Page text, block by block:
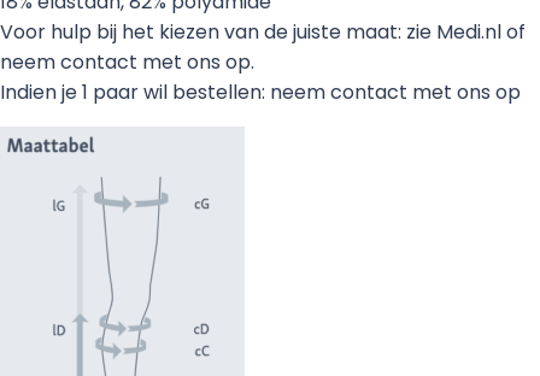
Voor hulp bij het kiezen van de juiste maat: zie Medi.nl of
neem contact met ons op.
Indien je 1 paar wil bestellen: neem contact met ons op